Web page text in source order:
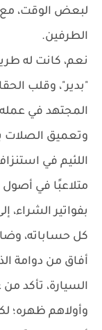
لبعض الوقت،
الطرفين.
نعم، كانت له
"بدير"، وقلب
المجتهد في عمله،
وتعميق الصلات
اللئيم في
متلاعبًا في أصول
بفواتير
كل حساباته،
أفاق من دوامة
السيارة، تأكد
وأولاهم ظهره؛